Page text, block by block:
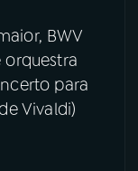
BWV
orquestra
para
Vivaldi)